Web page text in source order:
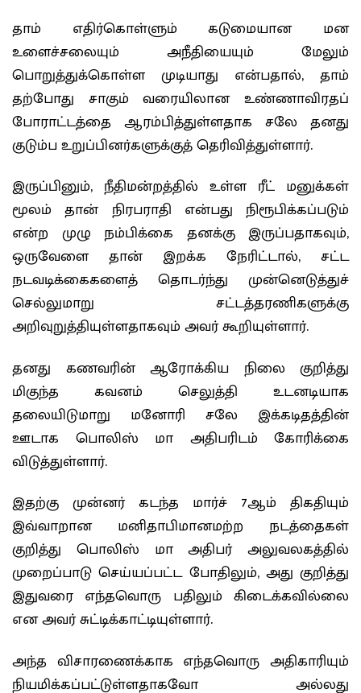
தாம் எதிர்கொள்ளும் கடுமையான மன
உளைச்சலையும் அநீதியையும் மேலும்
பொறுத்துக்கொள்ள முடியாது என்பதால், தாம்
தற்போது சாகும் வரையிலான உண்ணாவிரதப்
போராட்டத்தை ஆரம்பித்துள்ளதாக சலே தனது
குடும்ப உறுப்பினர்களுக்குத் தெரிவித்துள்ளார்.
இருப்பினும், நீதிமன்றத்தில் உள்ள ரீட் மனுக்கள்
மூலம் தான் நிரபராதி என்பது நிரூபிக்கப்படும்
என்ற முழு நம்பிக்கை தனக்கு இருப்பதாகவும்,
ஒருவேளை தான் இறக்க நேரிட்டால், சட்ட
நடவடிக்கைகளைத் தொடர்ந்து முன்னெடுத்துச்
செல்லுமாறு சட்டத்தரணிகளுக்கு
அறிவுறுத்தியுள்ளதாகவும் அவர் கூறியுள்ளார்.
தனது கணவரின் ஆரோக்கிய நிலை குறித்து
மிகுந்த கவனம் செலுத்தி உடனடியாக
தலையிடுமாறு மனோரி சலே இக்கடிதத்தின்
ஊடாக பொலிஸ் மா அதிபரிடம் கோரிக்கை
விடுத்துள்ளார்.
இதற்கு முன்னர் கடந்த மார்ச் 7ஆம் திகதியும்
இவ்வாறான மனிதாபிமானமற்ற நடத்தைகள்
குறித்து பொலிஸ் மா அதிபர் அலுவலகத்தில்
முறைப்பாடு செய்யப்பட்ட போதிலும், அது குறித்து
இதுவரை எந்தவொரு பதிலும் கிடைக்கவில்லை
என அவர் சுட்டிக்காட்டியுள்ளார்.
அந்த விசாரணைக்காக எந்தவொரு அதிகாரியும்
நியமிக்கப்பட்டுள்ளதாகவோ அல்லது